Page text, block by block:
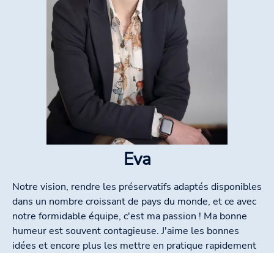
Eva
Notre vision, rendre les préservatifs adaptés disponibles
dans un nombre croissant de pays du monde, et ce avec
notre formidable équipe, c'est ma passion ! Ma bonne
humeur est souvent contagieuse. J'aime les bonnes
idées et encore plus les mettre en pratique rapidement